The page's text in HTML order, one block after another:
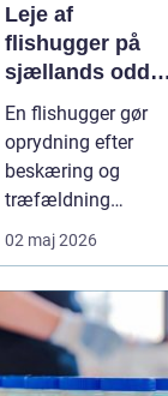
Leje af
flishugger på
sjællands odde
sådan får du
mest ud af
arbejdet
En flishugger gør
oprydning efter
beskæring og
træfældning
markant lettere. I
stedet for at bruge
we...
02 maj 2026